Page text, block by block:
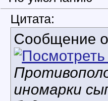
Цитата:
Сообщение
иномарки